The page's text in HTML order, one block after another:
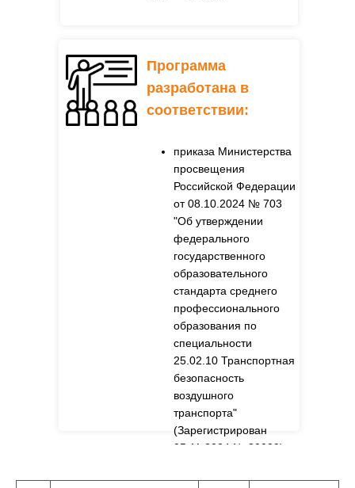
приказа Министерства
просвещения
Российской Федерации
от 08.10.2024 № 703
"Об утверждении
федерального
государственного
образовательного
стандарта среднего
профессионального
образования по
специальности
25.02.10 Транспортная
безопасность
воздушного
транспорта"
(Зарегистрирован
05.11.2024 № 80029).
Программа
разработана в
соответствии: